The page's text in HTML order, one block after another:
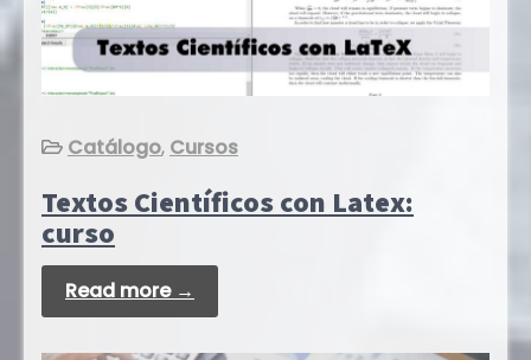
Catálogo, Cursos
Textos Científicos con Latex:
curso
Read more →